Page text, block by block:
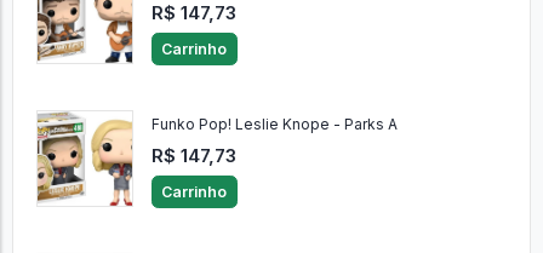
R$ 147,73
Carrinho
Funko Pop! Leslie Knope - Parks A
R$ 147,73
Carrinho